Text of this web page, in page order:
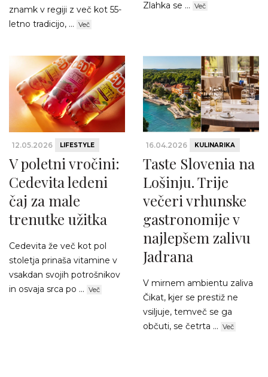
znamk v regiji z več kot 55-
letno tradicijo, ... Več
Zlahka se ... Več
12.05.2026 LIFESTYLE
V poletni vročini:
Cedevita ledeni
čaj za male
trenutke užitka
Cedevita že več kot pol
stoletja prinaša vitamine v
vsakdan svojih potrošnikov
in osvaja srca po ... Več
16.04.2026 KULINARIKA
Taste Slovenia na
Lošinju. Trije
večeri vrhunske
gastronomije v
najlepšem zalivu
Jadrana
V mirnem ambientu zaliva
Čikat, kjer se prestiž ne
vsiljuje, temveč se ga
občuti, se četrta ... Več